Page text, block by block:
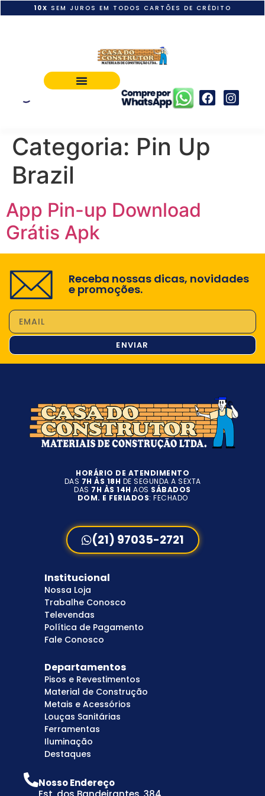
10X SEM JUROS EM TODOS CARTÕES DE CRÉDITO
Categoria: Pin Up
Brazil
App Pin-up Download
Grátis Apk
Receba nossas dicas, novidades
e promoções.
ENVIAR
HORÁRIO DE ATENDIMENTO
DAS 7H ÀS 18H DE SEGUNDA A SEXTA
DAS 7H ÀS 14H AOS SÁBADOS
DOM. E FERIADOS: FECHADO
(21) 97035-2721
Institucional
Nossa Loja
Trabalhe Conosco
Televendas
Política de Pagamento
Fale Conosco
Departamentos
Pisos e Revestimentos
Material de Construção
Metais e Acessórios
Louças Sanitárias
Ferramentas
Iluminação
Destaques
Nosso Endereço